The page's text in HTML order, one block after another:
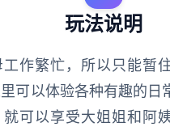
玩法说明
工作繁忙，所以只能暂
可以体验各种有趣的日
可以享受大姐姐和阿